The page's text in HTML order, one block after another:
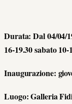
Durata: Dal 04/04/
16-19.30 sabato 10-
Inaugurazione:
Luogo: Galleria